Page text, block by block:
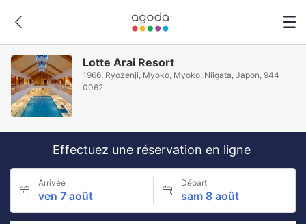
Lotte Arai Resort
1966, Ryozenji, Myoko, Myoko, Niigata, Japon, 944
0062
Effectuez une réservation en ligne
Arrivée
ven 7 août
Départ
sam 8 août